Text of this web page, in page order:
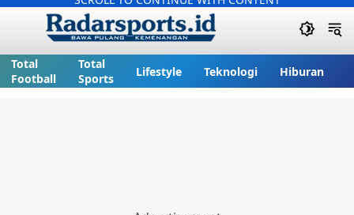
Total
Football
Total
Sports
Lifestyle Teknologi Hiburan